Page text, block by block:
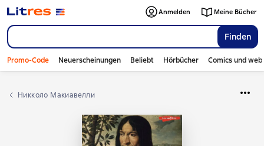
Finden
Anmelden Meine Bücher
Promo-Code Neuerscheinungen Beliebt Hörbücher Comics und
Никколо Макиавелли